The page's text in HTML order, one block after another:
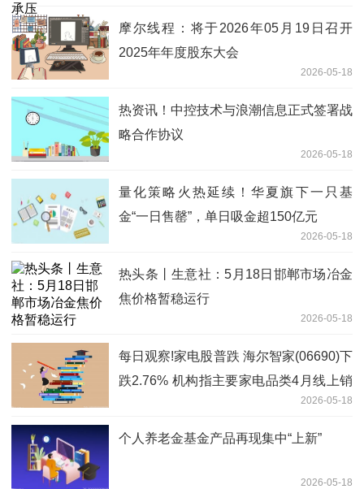
摩尔线程：将于2026年05月19日召开
2025年年度股东大会
2026-05-18
热资讯！中控技术与浪潮信息正式签署战
略合作协议
2026-05-18
量化策略火热延续！华夏旗下一只基
金“一日售罄”，单日吸金超150亿元
2026-05-18
热头条丨生意社：5月18日邯郸市场冶金
焦价格暂稳运行
2026-05-18
每日观察!家电股普跌 海尔智家(06690)下
跌2.76% 机构指主要家电品类4月线上销
2026-05-18
个人养老金基金产品再现集中“上新”
2026-05-18